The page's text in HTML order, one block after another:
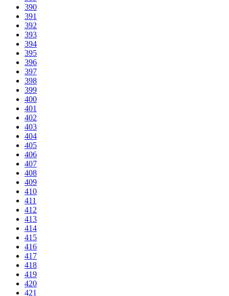
390
391
392
393
394
395
396
397
398
399
400
401
402
403
404
405
406
407
408
409
410
411
412
413
414
415
416
417
418
419
420
421